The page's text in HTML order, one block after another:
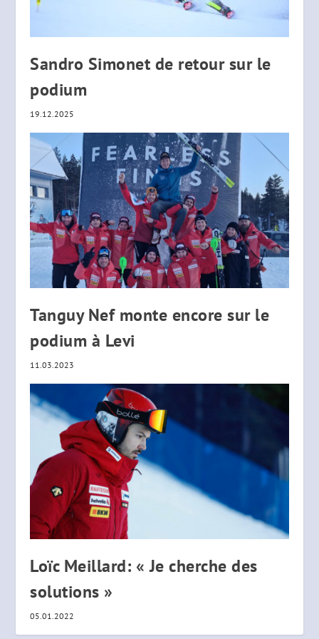
Sandro Simonet de retour sur le
podium
19.12.2025
Tanguy Nef monte encore sur le
podium à Levi
11.03.2023
Loïc Meillard: « Je cherche des
solutions »
05.01.2022